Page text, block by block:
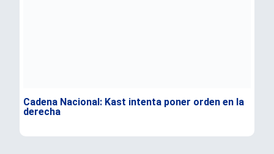
Cadena Nacional: Kast intenta poner orden en la
derecha